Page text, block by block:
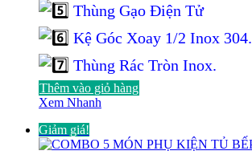
Thùng Gạo Điện Tử
Kệ Góc Xoay 1/2 Inox 304.
Thùng Rác Tròn Inox.
Thêm vào giỏ hàng
Xem Nhanh
Giảm giá!